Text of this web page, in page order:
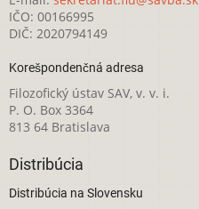
IČO: 00166995
DIČ: 2020794149
Korešpondenčná adresa
Filozofický ústav SAV, v. v. i.
P. O. Box 3364
813 64 Bratislava
Distribúcia
Distribúcia na Slovensku